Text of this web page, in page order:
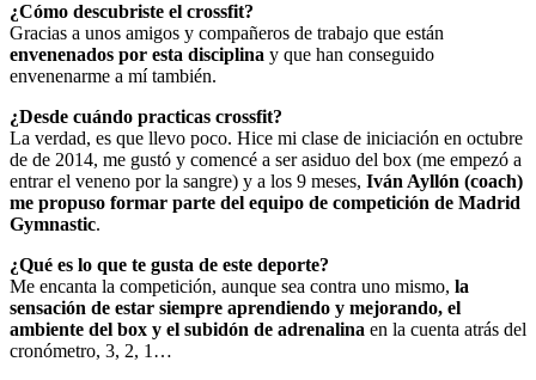
¿Cómo descubriste el crossfit?
Gracias a unos amigos y compañeros de trabajo que están
envenenados por esta disciplina y que han conseguido
envenenarme a mí también.
¿Desde cuándo practicas crossfit?
La verdad, es que llevo poco. Hice mi clase de iniciación en octubre
de de 2014, me gustó y comencé a ser asiduo del box (me empezó a
entrar el veneno por la sangre) y a los 9 meses, Iván Ayllón (coach)
me propuso formar parte del equipo de competición de Madrid
Gymnastic.
¿Qué es lo que te gusta de este deporte?
Me encanta la competición, aunque sea contra uno mismo, la
sensación de estar siempre aprendiendo y mejorando, el
ambiente del box y el subidón de adrenalina en la cuenta atrás del
cronómetro, 3, 2, 1…